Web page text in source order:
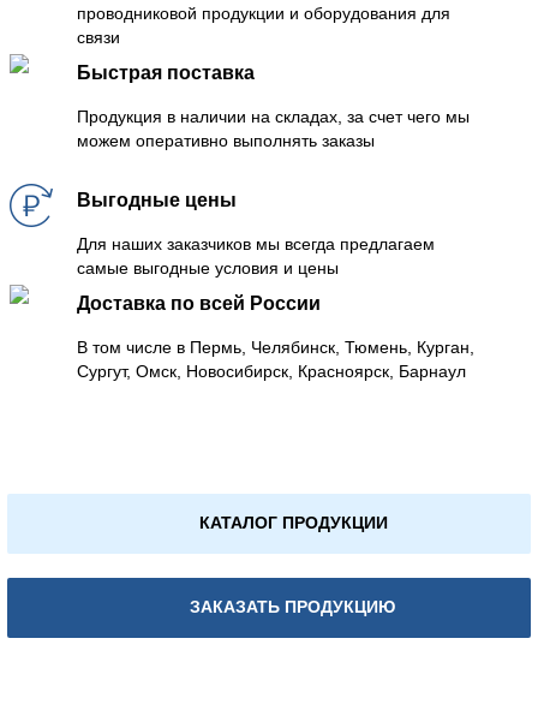
проводниковой продукции и оборудования для
связи
Быстрая поставка
Продукция в наличии на складах, за счет чего мы
можем оперативно выполнять заказы
Выгодные цены
Для наших заказчиков мы всегда предлагаем
самые выгодные условия и цены
Доставка по всей России
В том числе в Пермь, Челябинск, Тюмень, Курган,
Сургут, Омск, Новосибирск, Красноярск, Барнаул
КАТАЛОГ ПРОДУКЦИИ
ЗАКАЗАТЬ ПРОДУКЦИЮ